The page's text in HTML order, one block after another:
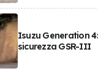
Isuzu Generation
sicurezza GSR-III